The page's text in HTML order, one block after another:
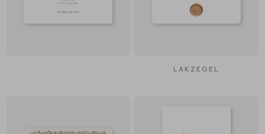
LAKZEGEL